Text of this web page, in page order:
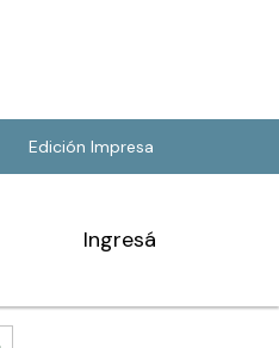
Edición Impresa
Ingresá